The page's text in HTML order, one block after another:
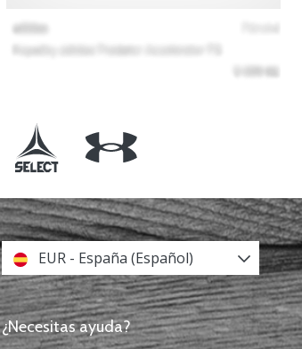
EUR - España (Español)
¿Necesitas ayuda?